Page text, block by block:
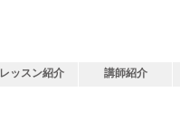
レッスン紹介 講師紹介